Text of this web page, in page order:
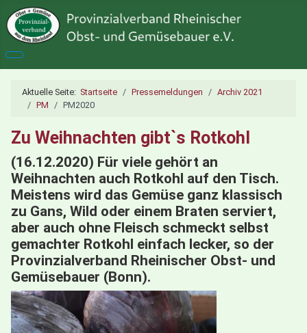
Aktuelle Seite: Startseite Pressemeldungen
Archiv 2021
PM
PM2020
Zu Weihnachten gibt`s Rotkohl
(16.12.2020) Für viele gehört an
Weihnachten auch Rotkohl auf den Tisch.
Meistens wird das Gemüse ganz klassisch
zu Gans, Wild oder einem Braten serviert,
aber auch ohne Fleisch schmeckt selbst
gemachter Rotkohl einfach lecker, so der
Provinzialverband Rheinischer Obst- und
Gemüsebauer (Bonn).